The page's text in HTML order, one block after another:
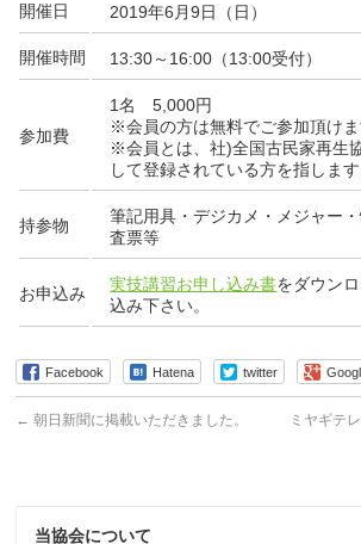
開催日 2019年6月9日（日）
開催時間 13:30～16:00（13:00受付）
参加費
1名 5,000円
※会員の方は無料でご参加頂けま
※会員とは、社)全国古民家再生
して登録されている方を指します
持参物
筆記用具・デジカメ・メジャー
査票等
お申込み 実技講習お申し込み書をダウン
込み下さい。
Facebook Hatena twitter
← 朝日新聞に掲載いただきました。
ミヤギテ
当協会について